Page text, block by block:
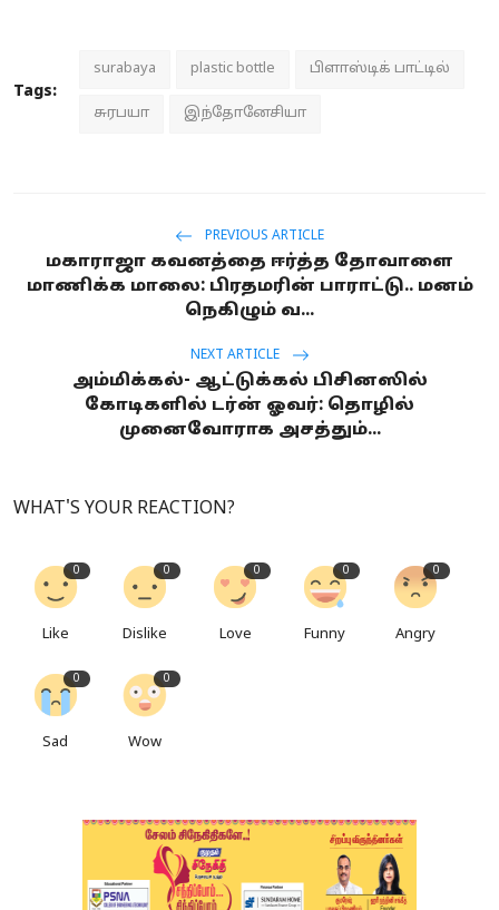
Tags:
surabaya plastic bottle பிளாஸ்டிக் பாட்டில்
சுரபயா இந்தோனேசியா
PREVIOUS ARTICLE
மகாராஜா கவனத்தை ஈர்த்த தோவாளை
மாணிக்க மாலை: பிரதமரின் பாராட்டு.. மனம்
நெகிழும் வ...
NEXT ARTICLE
அம்மிக்கல்- ஆட்டுக்கல் பிசினஸில்
கோடிகளில் டர்ன் ஓவர்: தொழில்
முனைவோராக அசத்தும்...
WHAT'S YOUR REACTION?
0
Like
0
Dislike
0
Love
0
Funny
0
Angry
0
Sad
0
Wow